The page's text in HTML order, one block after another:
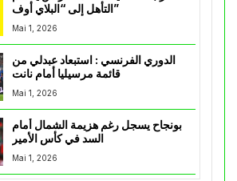
التأهل إلى “البلاي أوف”
Mai 1, 2026
الدوري الفرنسي : استبعاد عبدلي من
قائمة مرسيليا أمام نانت
Mai 1, 2026
بونجاح يسجل رغم هزيمة الشمال أمام
السد في كأس الأمير
Mai 1, 2026